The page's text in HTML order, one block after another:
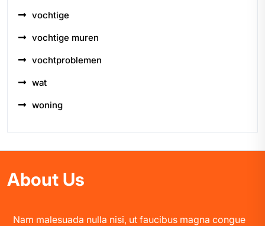
vochtige
vochtige muren
vochtproblemen
wat
woning
About Us
Nam malesuada nulla nisi, ut faucibus magna congue